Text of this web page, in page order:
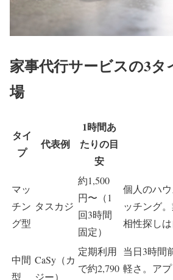
家事代行サービスの3タ
場
タイ
プ
代表例
1時間あ
たりの目
安
マッ
チン
グ型
タスカジ
約1,500
円〜（1
回3時間
固定）
個人のハ
ッチング
相性探し
中間
型
CaSy（カ
ジー）
定期利用
で約2,790
当日3時間
軽さ。ア